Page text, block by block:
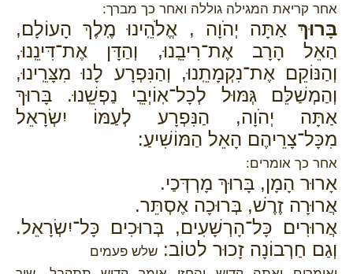
אחר קריאת המגילה גוללה ואחר כך מברך:
בָּרוּךְ אַתָּה יְהֹוָה , אֱלֹהֵֽינוּ מֶֽלֶךְ הָעוֹלָם,
הַאֵל הָרָב אֶת־רִיבֵֽנוּ, וְהַדָּן אֶת־דִּינֵֽנוּ,
וְהַנּוֹקֵם אֶת־נִקְמָתֵֽנוּ, וְהַנִּפְרָע לָנוּ מִצָּרֵֽינוּ,
וְהַמְשַׁלֵּם גְּמּוּל לְכָל־אֽוֹיְבֵֽי נַפְשֵֽׁנוּ. בָּרוּךְ
אַתָּה יְהֹוָה, הַנִּפְרָע לְעַמּוֹ יִשְׂרָאֵל
מִכָּל־צָרֵיהֶם הָאֵל הַמּוֹשִׁיעַ:
אחר כך אומרים:
אָרוּר הָמָן, בָּרוּךְ מָרְדְּכַי.
אֲרוּרָה זֶרֶשׁ, בְּרוּכָה אֶסְתֵּר.
אֲרוּרִים כָּל־הָרְשָׁעִים, בְּרוּכִים כָּל־יִשְׂרָאֵל.
וְגַם חַרְבוֹנָה זָכוּר לטוֹב: שלש פעמים